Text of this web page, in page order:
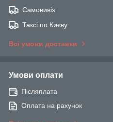
Самовивіз
Таксі по Києву
Всі умови доставки
Умови оплати
Післяплата
Оплата на рахунок